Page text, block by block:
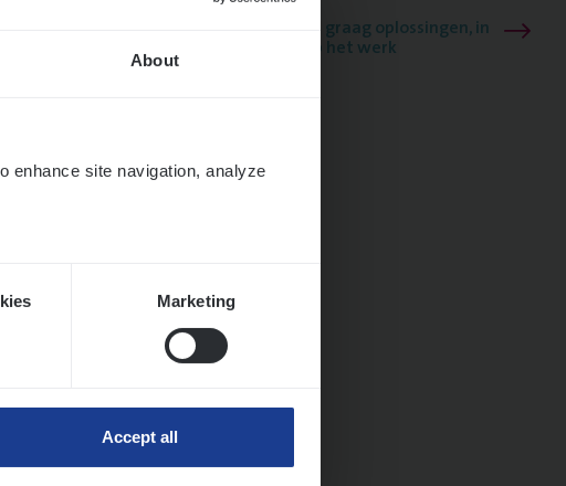
About
enhance site navigation, analyze
Marketing
Accept all
Thalia zoekt graag oplossingen, in
games én op het werk